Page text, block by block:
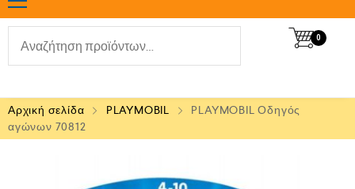
0
Αρχική σελίδα PLAYMOBIL
PLAYMOBIL Οδηγός
αγώνων 70812